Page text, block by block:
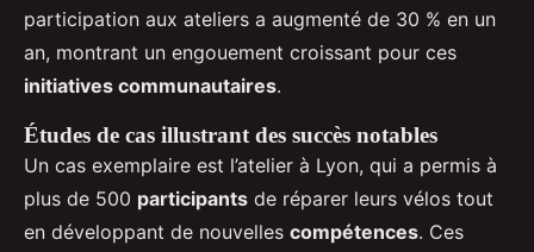
participation aux ateliers a augmenté de 30 % en un
an, montrant un engouement croissant pour ces
initiatives communautaires.
Études de cas illustrant des succès notables
Un cas exemplaire est l’atelier à Lyon, qui a permis à
plus de 500 participants de réparer leurs vélos tout
en développant de nouvelles compétences. Ces